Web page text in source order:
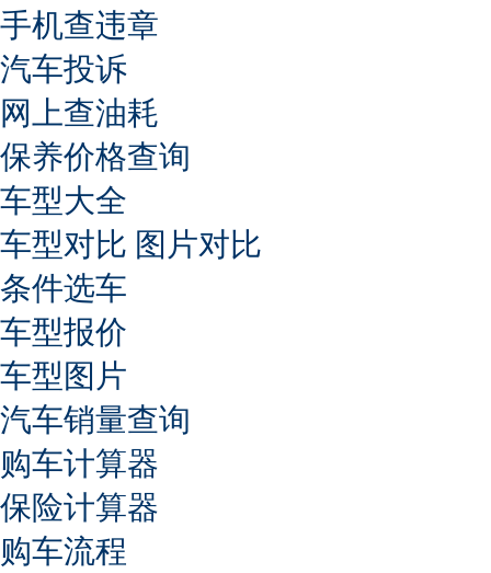
手机查违章
汽车投诉
网上查油耗
保养价格查询
车型大全
车型对比 图片对比
条件选车
车型报价
车型图片
汽车销量查询
购车计算器
保险计算器
购车流程